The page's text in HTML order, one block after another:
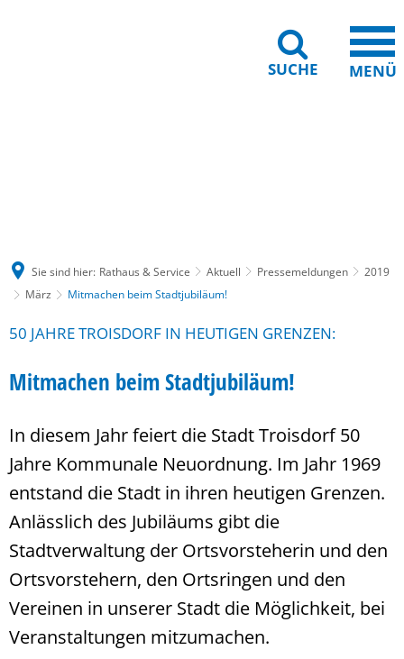
SUCHE MENÜ
Sie sind hier: Rathaus & Service Aktuell Pressemeldungen
2019
März
Mitmachen beim Stadtjubiläum!
50 JAHRE TROISDORF IN HEUTIGEN GRENZEN:
Mitmachen beim Stadtjubiläum!
In diesem Jahr feiert die Stadt Troisdorf 50
Jahre Kommunale Neuordnung. Im Jahr 1969
entstand die Stadt in ihren heutigen Grenzen.
Anlässlich des Jubiläums gibt die
Stadtverwaltung der Ortsvorsteherin und den
Ortsvorstehern, den Ortsringen und den
Vereinen in unserer Stadt die Möglichkeit, bei
Veranstaltungen mitzumachen.